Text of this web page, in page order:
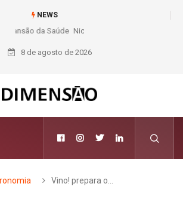
NEWS
anos com 14 lojas e presença entre os maiores
de materiais de construção do Brasil
8 de agosto de 2026
Vino! prepara o…